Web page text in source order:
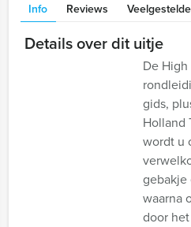
Info Reviews
Details over dit uitje
De
gids,
Holland
wordt u
gebakje
waarna
door